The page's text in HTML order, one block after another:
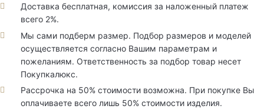
Доставка бесплатная, комиссия за наложенный платеж
всего 2%.
Мы сами подберм размер. Подбор размеров и моделей
осуществляется согласно Вашим параметрам и
пожеланиям. Ответственность за подбор товар несет
Покупкалюкс.
Рассрочка на 50% стоимости возможна. При покупке Вы
оплачиваете всего лишь 50% стоимости изделия.